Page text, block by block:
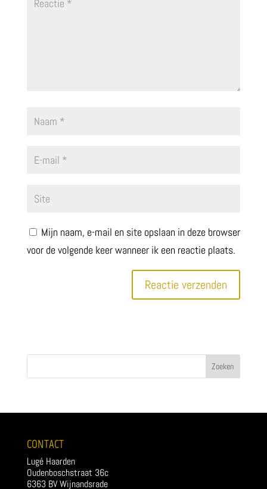
Mijn naam, e-mail en site opslaan in deze browser
voor de volgende keer wanneer ik een reactie plaats.
CONTACT
Lugé Haarden
Oudenboschstraat 36c
6363 BV Wijnandsrade